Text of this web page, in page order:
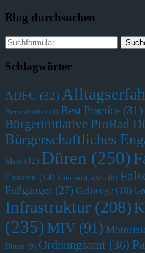
Blog durchsuchen
Suchen
nach:
Schlagwörter
ADFC (32)
Barrierefreiheit (6) Best Practice (31)
Bürgerinitiative ProRad
Bürgerschaftliches
Mass (12) Düren (250)
Chaoten (14) Fahrradstraßen (8)
Fußgänger (27) Gehwege (18)
Infrastruktur (208)
(235) MIV (91)
Düren (9) Ordnungsamt (36)